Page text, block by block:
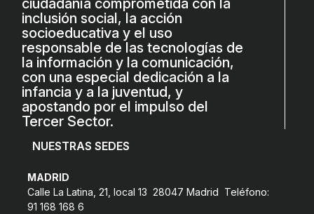
ciudadanía comprometida con la
inclusión social, la acción
socioeducativa y el uso
responsable de las tecnologías de
la información y la comunicación,
con una especial dedicación a la
infancia y a la juventud, y
apostando por el impulso del
Tercer Sector.
NUESTRAS SEDES
MADRID
Calle La Latina, 21, local 13 28047 Madrid Teléfono:
91 168 168 6
SUPORT TERCER SECTOR
La Fundació